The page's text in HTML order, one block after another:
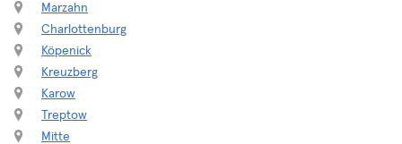
Marzahn
Charlottenburg
Köpenick
Kreuzberg
Karow
Treptow
Mitte